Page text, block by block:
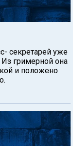
секретарей уже
гримерной она
и положено